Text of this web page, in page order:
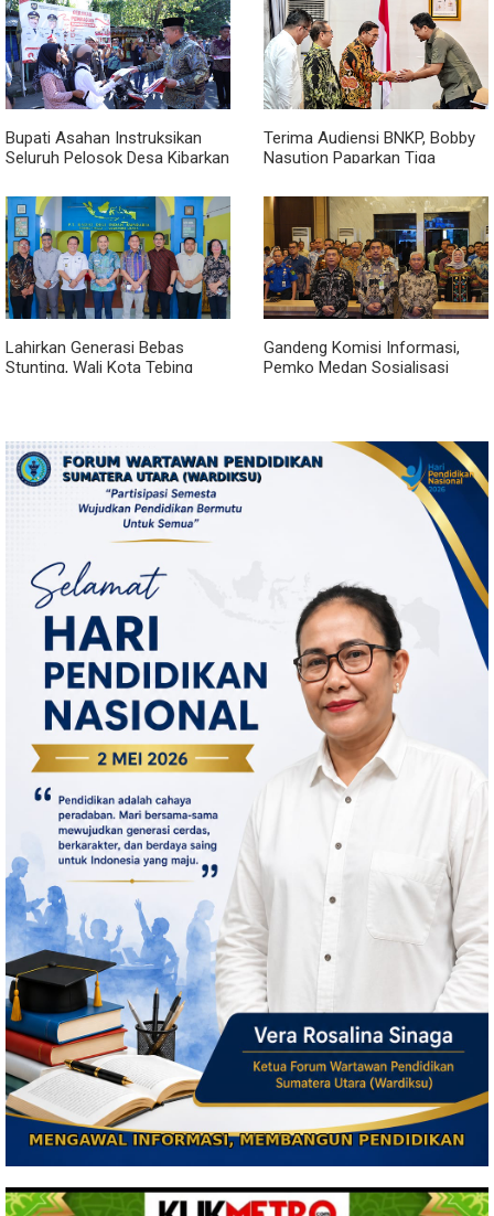
Bupati Asahan Instruksikan
Seluruh Pelosok Desa Kibarkan
Terima Audiensi BNKP, Bobby
Nasution Paparkan Tiga
Kepulauan Nias
Lahirkan Generasi Bebas
Stunting, Wali Kota Tebing
Gandeng Komisi Informasi,
Pemko Medan Sosialisasi